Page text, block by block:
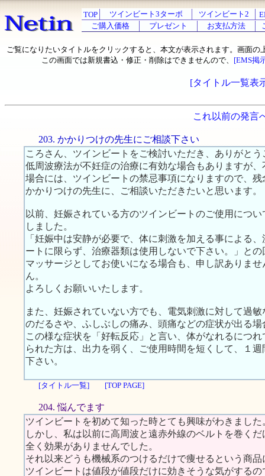
TOP ツインビート3ターボ ツインビート2
ご購入価格
プレゼント お支払方法
ご覧になりたいタイトルをクリックすると、本文が表示されます。画面の
この画面では新規書込・修正・削除はできませんので、 [EMS掲
[タイトル一覧表
これ以前の発言
203. かかりつけの先生にご相談下さい
ころさん、ツインビートをご検討いただき、ありがと
低周波療法が不妊症の治療に有効な場合もありますが
場合には、ツインビートの禁忌事項になりますので、
かかりつけの先生に、ご相談いただきたいと思います。
以前、妊娠されている方のツインビートのご使用につ
しました。
「妊娠中は安静が必要で、体に刺激を加える事による
ートに限らず、治療器類は使用しないで下さい。」との
マッサージとしてお使いになる場合も、申し訳ありま
ん。
よろしくお願いいたします。
また、妊娠されていない方でも、電気刺激に対して過
のだるさや、ふしぶしの痛み、頭痛などの症状が出る
この様な症状を「好転反応」と言い、体がなれるにつ
られた方は、出力を弱く、ご使用時間を短くして、１
下さい。
[タイトル一覧] [TOP PAGE]
204. 悩んでます
ツインビートを初めて知った時とても興味がわきました
しかし、私は以前に高周波と遠赤外線のベルトを巻く
全く効果がありませんでした。
それ以来どうも機械系のつけるだけで痩せるという商
ツインビートは値段が値段だけに効きそうな気がする